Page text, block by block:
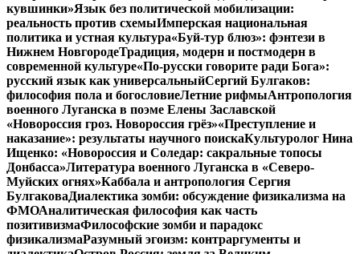
кувшинки»Язык без политической мобилизации:
реальность против схемыИмперская национальная
политика и устная культура«Буй-тур блюз»: фэнтези в
Нижнем НовгородеТрадиция, модерн и постмодерн в
современной культуре«По-русски говорите ради Бога»:
русский язык как универсальныйСергий Булгаков:
философия пола и богословиеЛетние рифмыАнтропология
военного Луганска в поэме Елены Заславской
«Новороссия гроз. Новороссия грёз»«Преступление и
наказание»: результаты научного поискаКультуролог Нина
Ищенко: «Новороссия и Соледар: сакральные топосы
Донбасса»Литература военного Луганска в «Северо-
Муйских огнях»Каббала и антропология Сергия
БулгаковаДиалектика зомби: обсуждение физикализма на
ФМОАналитическая философия как часть
позитивизмаФилософские зомби и парадокс
физикализмаРазумный эгоизм: контраргументы и